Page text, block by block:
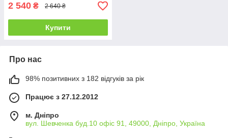
2 540 ₴ 2 640 ₴
Купити
Про нас
98% позитивних з 182 відгуків за рік
Працює з 27.12.2012
м. Дніпро
вул. Шевченка буд.10 офіс 91, 49000, Дніпро, Україна